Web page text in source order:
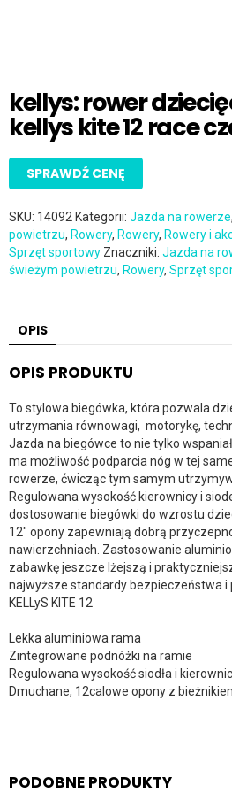
kellys: rower
kellys kite 12 race
SPRAWDŹ CENĘ
SKU: 14092 Kategorii: Jazda na rowerze,
powietrzu, Rowery, Rowery, Rowery i
Sprzęt sportowy Znaczniki: Jazda na
świeżym powietrzu, Rowery, Sprzęt
OPIS
OPIS PRODUKTU
To stylowa biegówka, która pozwala
utrzymania równowagi, motorykę,
Jazda na biegówce to nie tylko
ma możliwość podparcia nóg w tej
rowerze, ćwicząc tym samym
Regulowana wysokość kierownicy i
dostosowanie biegówki do wzrostu
12″ opony zapewniają dobrą
nawierzchniach. Zastosowanie
zabawkę jeszcze lżejszą i
najwyższe standardy bezpieczeństwa i
KELLyS KITE 12
Lekka aluminiowa rama
Zintegrowane podnóżki na ramie
Regulowana wysokość siodła i
Dmuchane, 12calowe opony z
PODOBNE PRODUKTY